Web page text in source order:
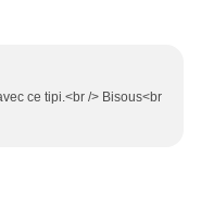
ce tipi.<br /> Bisous<br